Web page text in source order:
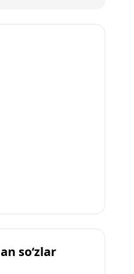
so‘zlar